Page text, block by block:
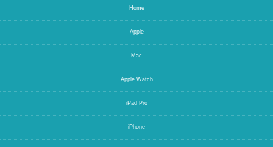
Home
Apple
Mac
Apple Watch
iPad Pro
iPhone